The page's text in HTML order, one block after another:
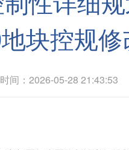
块控规
：2026-05-28 21:43:53